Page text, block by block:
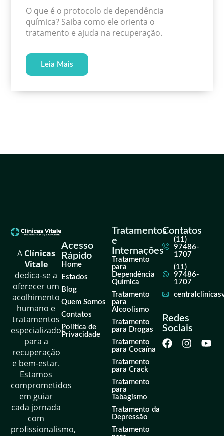
O que é o protocolo de dependência
química? Saiba como ele orienta o
tratamento e ajuda na recuperação.
Leia Mais
A Clínicas
Vitale
dedica-se a
oferecer um
acolhimento
humano e
tratamentos
especializados
para a
recuperação
e bem-estar.
Estamos
comprometidos
em guiar
cada jornada
com
profissionalismo,
Acesso
Rápido
Home
Estados
Blog
Quem Somos
Contatos
Política de
Privacidade
Tratamentos
e
Internações
Tratamento
para
Dependência
Química
Tratamento
para
Alcoolismo
Tratamento
para Drogas
Tratamento
para Cocaína
Tratamento
para Crack
Tratamento
para
Tabagismo
Tratamento da
Depressão
Tratamento
Contatos
(11)
97486-
1707
(11)
97486-
1707
Redes
Sociais